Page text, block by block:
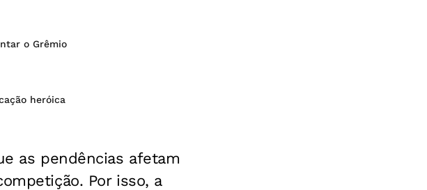
o Grêmio
heróica
as pendências afetam
Por isso, a